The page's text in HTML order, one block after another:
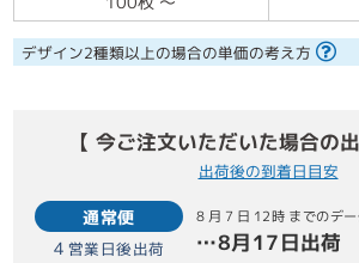
デザイン2種類以上の場合の単価の考え方
【 今ご注文いただいた場合の
出荷後の到着日目安
通常便
4 営業日後出荷
8月7日 12時 までのデ
…8月17日出荷